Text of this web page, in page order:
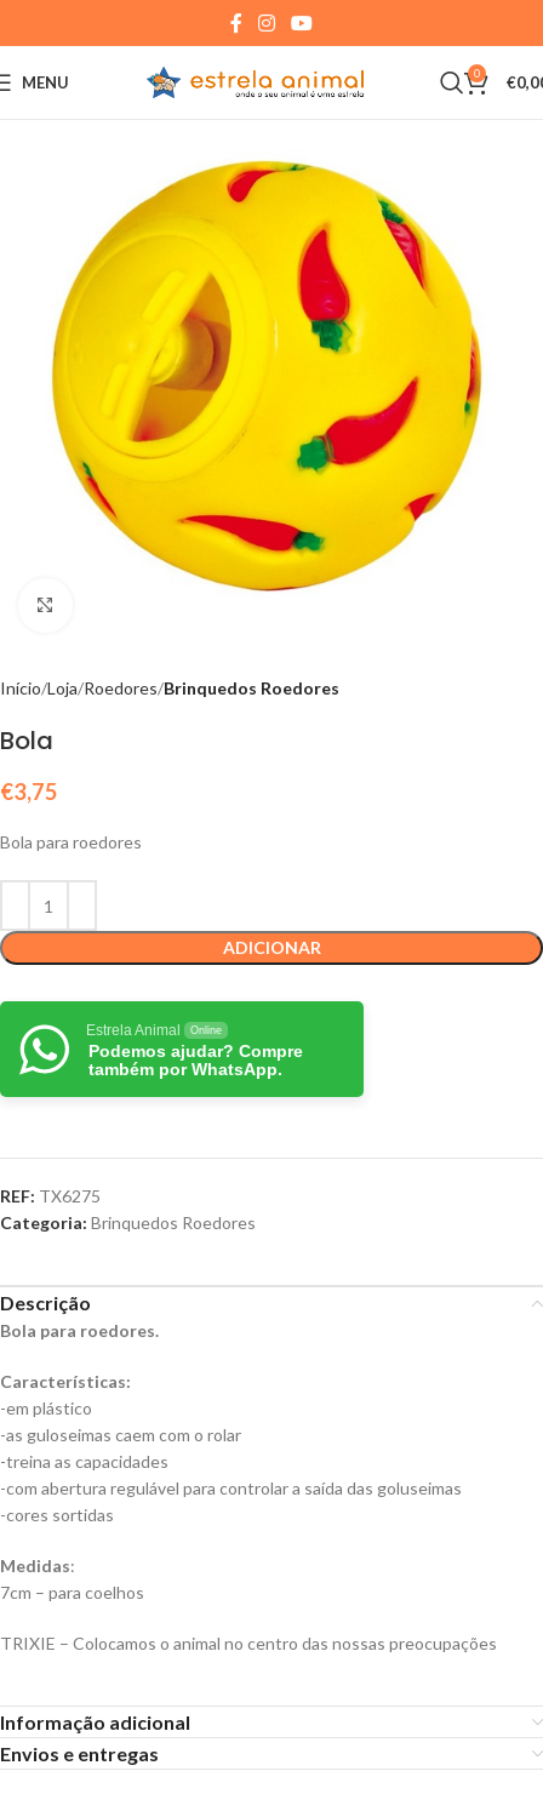
MENU 0 €
Início Loja Roedores Brinquedos Roedores
Bola
€3,75
Bola para roedores
ADICIONAR
Estrela Animal Online
Podemos ajudar? Compre
também por WhatsApp.
REF: TX6275
Categoria: Brinquedos Roedores
Descrição
Bola para roedores.
Características:
-em plástico
-as guloseimas caem com o rolar
-treina as capacidades
-com abertura regulável para controlar a saída das goluseimas
-cores sortidas
Medidas:
7cm – para coelhos
TRIXIE – Colocamos o animal no centro das nossas preocupações
Informação adicional
Envios e entregas